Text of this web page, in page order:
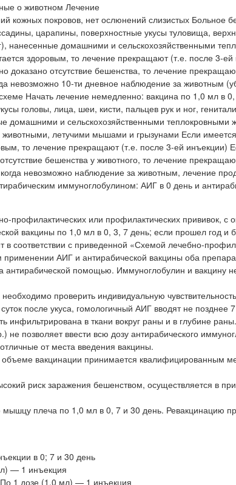
о животном Лечение
кожных покровов, нет ослюнений слизистых Больное
царапины, поверхностные укусы туловища,
нанесенные домашними и сельскохозяйственными
здоровым, то лечение прекращают (т.е. после 3-
доказано отсутствие бешенства, то лечение
невозможно 10-ти дневное наблюдение за животным
Начать лечение немедленно: вакцина по 1,0 мл в
головы, лица, шеи, кисти, пальцев рук и ног,
домашними и сельскохозяйственными
летучими мышами и грызунами Если
то лечение прекращают (т.е. после 3-ей инъекции)
бешенства у животного, то лечение
невозможно наблюдение за животным, лечение
иммуноглобулином: АИГ в 0 день и
профилактических или профилактических прививок, с
вакцины по 1,0 мл в 0, 3, 7 день; если прошел год и
соответствии с приведенной «Схемой лечебно-
АИГ и антирабической вакцины оба
антирабической помощью. Иммуноглобулин и вакцину
проверить индивидуальную
после укуса, гомологичный АИГ вводят не позднее
инфильтрирована в ткани вокруг раны и в глубине
позволяет ввести всю дозу антирабического
от места введения вакцины.
вакцинации принимается квалифицированным
риск заражения бешенством, осуществляется в
плеча по 1,0 мл в 0, 7 и 30 день. Ревакцинацию
в 0; 7 и 30 день
— 1 инъекция
1 дозе (1,0 мл) — 1 инъекция